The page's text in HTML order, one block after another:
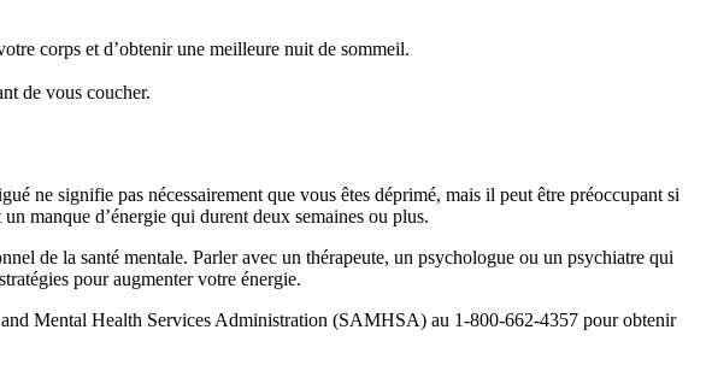
corps et d’obtenir une meilleure nuit de sommeil.
de vous coucher.
ne signifie pas nécessairement que vous êtes déprimé, mais il peut être préoccupant si
manque d’énergie qui durent deux semaines ou plus.
de la santé mentale. Parler avec un thérapeute, un psychologue ou un psychiatre qui
pour augmenter votre énergie.
and Mental Health Services Administration (SAMHSA) au 1-800-662-4357 pour obtenir